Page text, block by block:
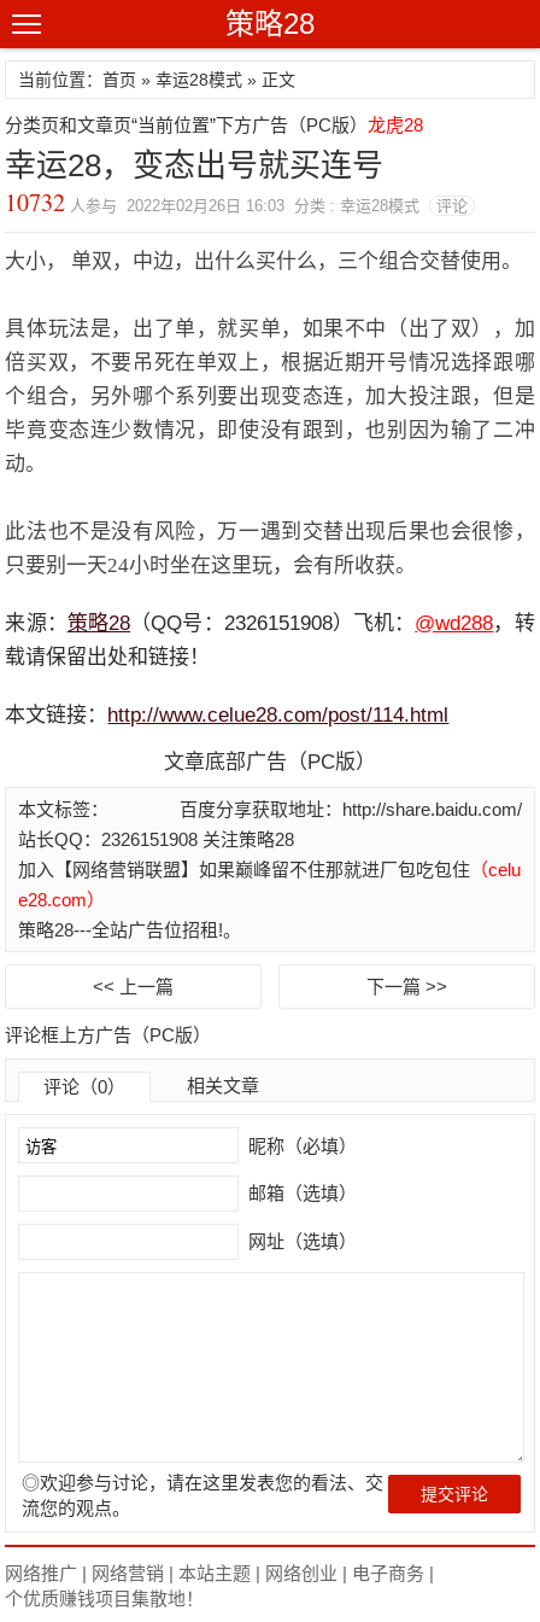
策略28
当前位置：首页 »幸运28模式 » 正文
分类页和文章页“当前位置”下方广告（PC版）龙虎28
幸运28，变态出号就买连号
10732 人参与 2022年02月26日 16:03 分类 : 幸运28模式 评论
大小， 单双，中边，出什么买什么，三个组合交替使用。
具体玩法是，出了单，就买单，如果不中（出了双），加
倍买双，不要吊死在单双上，根据近期开号情况选择跟哪
个组合，另外哪个系列要出现变态连，加大投注跟，但是
毕竟变态连少数情况，即使没有跟到，也别因为输了二冲
动。
此法也不是没有风险，万一遇到交替出现后果也会很惨，
只要别一天24小时坐在这里玩，会有所收获。
来源： 策略28 （QQ号：2326151908）飞机： @wd288，转
载请保留出处和链接！
本文链接： http://www.celue28.com/post/114.html
文章底部广告（PC版）
百度分享获取地址：http://share.baidu.com/
本文标签：
站长QQ：2326151908 关注策略28
加入【网络营销联盟】如果巅峰留不住那就进厂包吃包住 （celu
e28.com）
策略28---全站广告位招租!。
<< 上一篇 下一篇 >>
评论框上方广告（PC版）
评论（0） 相关文章
昵称（必填）
邮箱（选填）
网址（选填）
◎欢迎参与讨论，请在这里发表您的看法、交
流您的观点。
网络推广 | 网络营销 |本站主题 | 网络创业 | 电子商务 |
个优质赚钱项目集散地！